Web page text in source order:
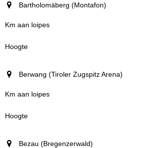
Bartholomäberg (Montafon)
Berwang (Tiroler Zugspitz Arena)
Bezau (Bregenzerwald)